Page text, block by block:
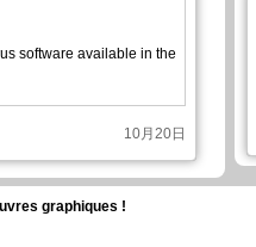
software available in the
10月20日
graphiques !